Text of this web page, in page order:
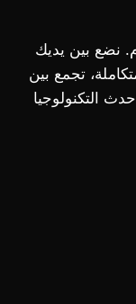
نضع بين يديك
تجمع بين
التكنولوجيا